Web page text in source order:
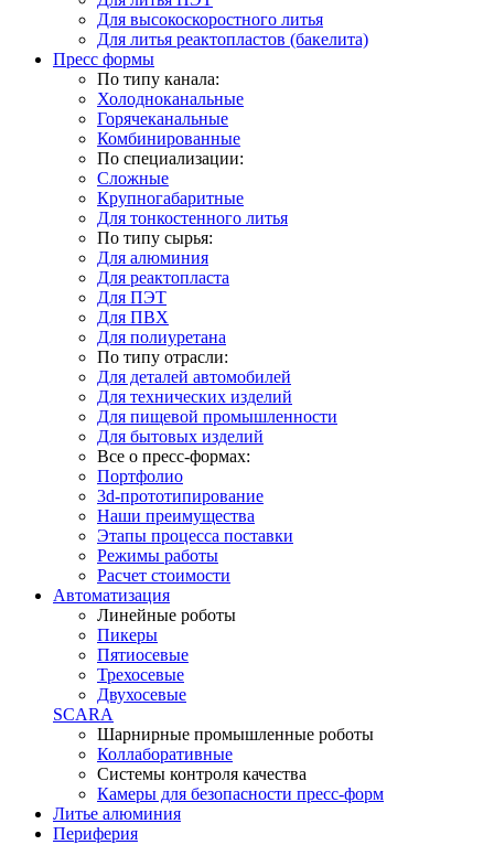
Для высокоскоростного литья
Для литья реактопластов (бакелита)
Пресс формы
По типу канала:
Холодноканальные
Горячеканальные
Комбинированные
По специализации:
Сложные
Крупногабаритные
Для тонкостенного литья
По типу сырья:
Для алюминия
Для реактопласта
Для ПЭТ
Для ПВХ
Для полиуретана
По типу отрасли:
Для деталей автомобилей
Для технических изделий
Для пищевой промышленности
Для бытовых изделий
Все о пресс-формах:
Портфолио
3d-прототипирование
Наши преимущества
Этапы процесса поставки
Режимы работы
Расчет стоимости
Автоматизация
Линейные роботы
Пикеры
Пятиосевые
Трехосевые
Двухосевые
SCARA
Шарнирные промышленные роботы
Коллаборативные
Системы контроля качества
Камеры для безопасности пресс-форм
Литье алюминия
Периферия